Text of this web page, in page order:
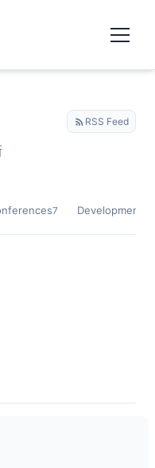
RSS Feed
7 Development